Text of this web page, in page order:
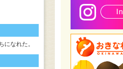
になれた。